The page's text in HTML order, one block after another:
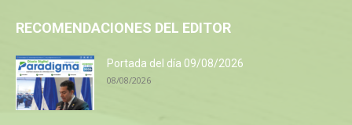
RECOMENDACIONES DEL EDITOR
Portada del día 09/08/2026
08/08/2026